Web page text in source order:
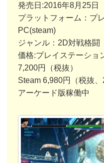
発売日:2016年8月25日
プラットフォーム：プ
PC(steam)
ジャンル：2D対戦格闘
価格:プレイステーシ
7,200円（税抜）
Steam 6,980円（税抜、
アーケード版稼働中